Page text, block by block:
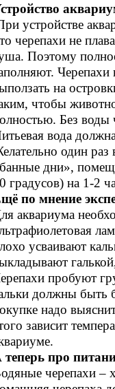
устройстве
черепахи не
Поэтому
на
чтобы
Без воды
вода
один раз
дни»,
градусов) на 1-2
по мнение
аквариума
усваивают
пробуют
должны быть
надо
зависит
теперь про
черепахи –